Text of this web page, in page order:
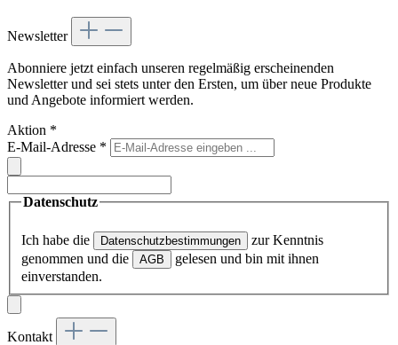
Newsletter
Abonniere jetzt einfach unseren regelmäßig erscheinenden
Newsletter und sei stets unter den Ersten, um über neue Produkte
und Angebote informiert werden.
Aktion *
E-Mail-Adresse *
Datenschutz
Ich habe die Datenschutzbestimmungen
zur Kenntnis
genommen und die
AGB
gelesen und bin mit ihnen
einverstanden.
Kontakt